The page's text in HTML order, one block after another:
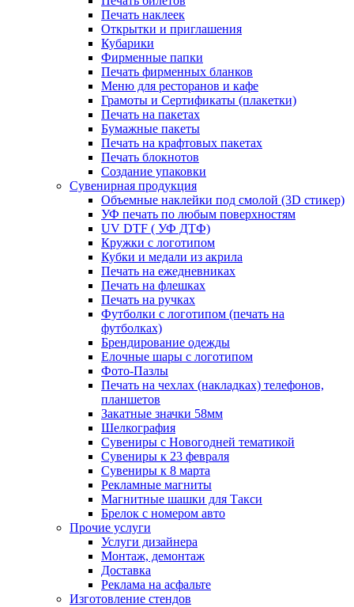
Печать наклеек
Открытки и приглашения
Кубарики
Фирменные папки
Печать фирменных бланков
Меню для ресторанов и кафе
Грамоты и Сертификаты (плакетки)
Печать на пакетах
Бумажные пакеты
Печать на крафтовых пакетах
Печать блокнотов
Создание упаковки
Сувенирная продукция
Объемные наклейки под смолой (3D стикер)
УФ печать по любым поверхностям
UV DTF ( УФ ДТФ)
Кружки с логотипом
Кубки и медали из акрила
Печать на ежедневниках
Печать на флешках
Печать на ручках
Футболки с логотипом (печать на
футболках)
Брендирование одежды
Елочные шары с логотипом
Фото-Пазлы
Печать на чехлах (накладках) телефонов,
планшетов
Закатные значки 58мм
Шелкография
Сувениры с Новогодней тематикой
Сувениры к 23 февраля
Сувениры к 8 марта
Рекламные магниты
Магнитные шашки для Такси
Брелок с номером авто
Прочие услуги
Услуги дизайнера
Монтаж, демонтаж
Доставка
Реклама на асфальте
Изготовление стендов